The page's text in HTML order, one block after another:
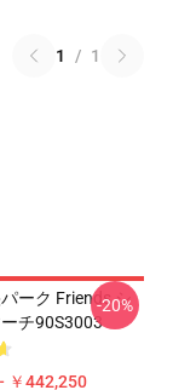
1 / 1
ーク Friends シ
チ90S3003
￥442,250
-20%